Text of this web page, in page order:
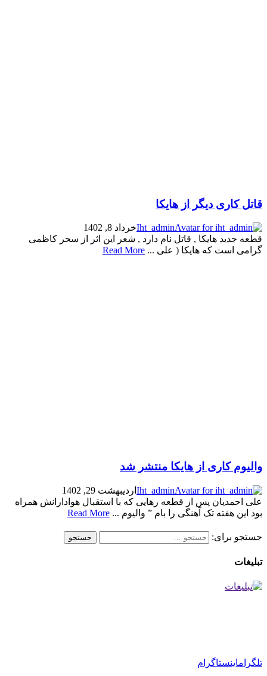
قاتل کاری دیگر از هایکا
Iht_adminخرداد 8, 1402
قطعه جدید هایکا , قاتل نام دارد , شعر این اثر از سحر کاظمی
گرامی است که هایکا ( علی ... Read More
والیوم کاری از هایکا منتشر شد
Iht_admin اردیبهشت 29, 1402
علی احمدیان پس از قطعه رهایی که با استقبال هوادارانش همراه
بود این هفته تک آهنگی را بام ” والیوم ... Read More
جستجو برای:
تبلیغات
تلگراماینستاگرام